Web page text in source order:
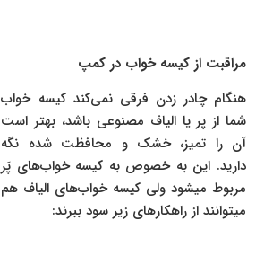
مراقبت از کیسه خواب در کمپ
هنگام چادر زدن فرقی نمی­‌کند کیسه خواب
شما از پر یا الیاف مصنوعی باشد، بهتر است
آن را تمیز، خشک و محافظت شده نگه
دارید. این به خصوص به کیسه خواب‌های پَر
مربوط می­شود ولی کیسه خواب‌های الیاف هم
می­توانند از راهکارهای زیر سود ببرند: